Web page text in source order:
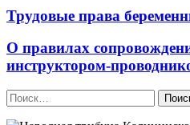
Трудовые права
О правилах
инструктором-
Найти: